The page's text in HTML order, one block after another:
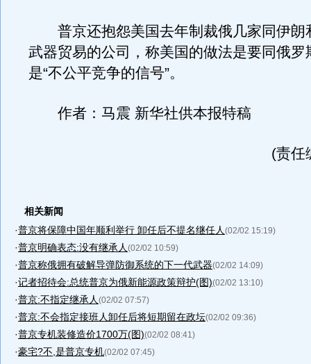
普京还抱怨美国去年制裁俄几家同伊朗
武器贸易的公司，称美国的做法是要同俄罗
是“不公平竞争的信号”。
作者：马震 新华社供本报特稿
(责任
相关新闻
·普京将保障中国年顺利举行 卸任后不提名继任人 (02/02 15:19)
·普京明确表态:没有继承人 (02/02 10:59)
·普京称俄拥有破解导弹防御系统的下一代武器(02/02 14:09)
·记者招待会:总统普京为俄新能源政策辩护(图)(02/02 13:10)
·普京:不指定继承人 (02/02 07:57)
·普京:不会指定接班人卸任后将短期留在政坛(02/02 09:36)
·普京专机装修造价1700万(图)(02/02 08:41)
·豪宅?不,是普京专机(02/02 07:45)